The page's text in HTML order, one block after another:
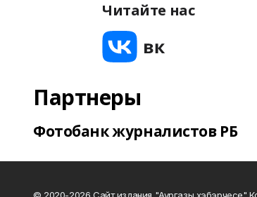
Читайте нас
Партнеры
Фотобанк журналистов РБ